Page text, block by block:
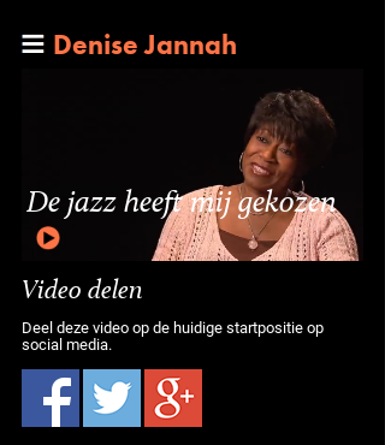
Denise Jannah
De jazz heeft mij gekozen
Video delen
Deel deze video op de huidige startpositie op
social media.